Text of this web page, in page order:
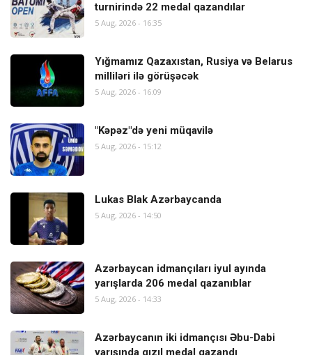
turnirində 22 medal qazandılar
5 Aug, 2026 - 16:35
Yığmamız Qazaxıstan, Rusiya və Belarus
milliləri ilə görüşəcək
5 Aug, 2026 - 16:09
"Kəpəz"də yeni müqavilə
5 Aug, 2026 - 15:12
Lukas Blak Azərbaycanda
5 Aug, 2026 - 14:50
Azərbaycan idmançıları iyul ayında
yarışlarda 206 medal qazanıblar
5 Aug, 2026 - 14:33
Azərbaycanın iki idmançısı Əbu-Dabi